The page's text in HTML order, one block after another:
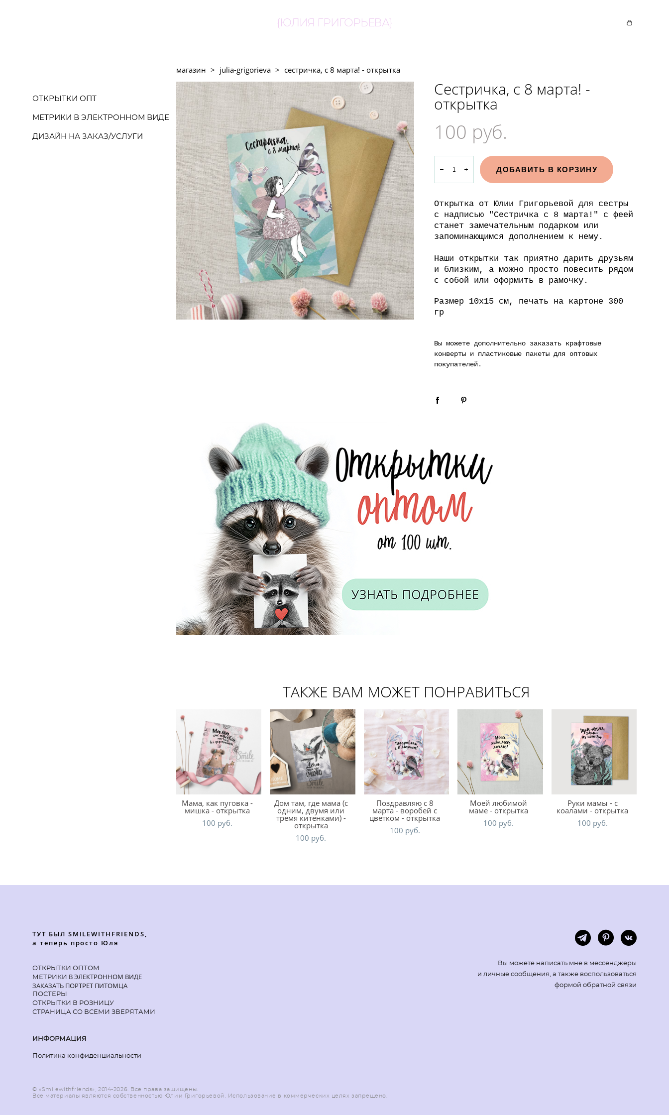
{ЮЛИЯ ГРИГОРЬЕВА}
ОТКРЫТКИ ОПТ
МЕТРИКИ В ЭЛЕКТРОННОМ ВИДЕ
ДИЗАЙН НА ЗАКАЗ/УСЛУГИ
магазин > julia-grigorieva > сестричка, с 8 марта! - открытка
Сестричка, с 8 марта! -
открытка
100 pуб.
ДОБАВИТЬ В КОРЗИНУ
Открытка от Юлии Григорьевой для сестры
с надписью "Сестричка с 8 марта!" с феей
станет замечательным подарком или
запоминающимся дополнением к нему.
Наши открытки так приятно дарить друзьям
и близким, а можно просто повесить рядом
с собой или оформить в рамочку.
Размер 10х15 см, печать на картоне 300
гр
Вы можете дополнительно заказать крафтовые
конверты и пластиковые пакеты для оптовых
покупателей.
ТАКЖЕ ВАМ МОЖЕТ ПОНРАВИТЬСЯ
Мама, как пуговка -
мишка - открытка
100 pуб.
Дом там, где мама (с
одним, двумя или
тремя китенками) -
открытка
100 pуб.
Поздравляю с 8
марта - воробей с
цветком - открытка
100 pуб.
Моей любимой
маме - открытка
100 pуб.
Руки мамы - с
коалами - открытка
100 pуб.
ТУТ БЫЛ SMILEWITHFRIENDS,
а теперь просто Юля
ОТКРЫТКИ ОПТОМ
МЕТРИКИ В ЭЛЕКТРОННОМ ВИДЕ
ЗАКАЗАТЬ ПОРТРЕТ ПИТОМЦА
ПОСТЕРЫ
ОТКРЫТКИ В РОЗНИЦУ
СТРАНИЦА СО ВСЕМИ ЗВЕРЯТАМИ
ИНФОРМАЦИЯ
Политика конфиденциальности
Вы можете написать мне в мессенджеры
и личные сообщения, а также воспользоваться
формой обратной связи
© «Smilewithfriends», 2014-2026. Все права защищены.
Все материалы являются собственностью Юлии Григорьевой. Использование в коммерческих целях запрещено.